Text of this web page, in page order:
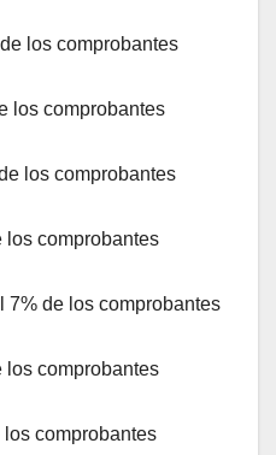
los comprobantes
los comprobantes
los comprobantes
los comprobantes
7% de los comprobantes
los comprobantes
comprobantes